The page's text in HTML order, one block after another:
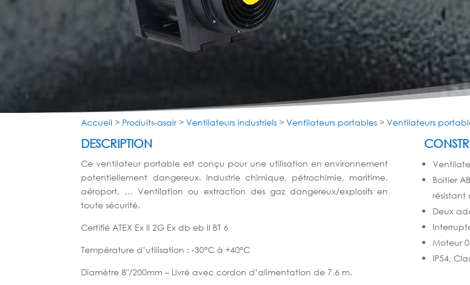
Accueil > Produits-asair>Ventilateurs industriels >Ventilateurs portables >Ventilateurs
DESCRIPTION
Ce ventilateur portable est conçu pour une utilisation en environnement
potentiellement dangereux. Industrie chimique, pétrochimie, maritime,
aéroport, … Ventilation ou extraction des gaz dangereux/explosifs en
toute sécurité.
Certifié ATEX Ex II 2G Ex db eb II BT 6
Température d’utilisation : -30°C à +40°C
Diamètre 8″/200mm – Livré avec cordon d’alimentation de 7.6 m.
Boitier
résistant
Deux
Moteur
IP54,